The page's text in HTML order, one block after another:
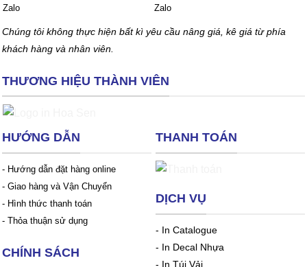
Chúng tôi không thực hiện bất kì yêu cầu nâng giá, kê giá từ phía
khách hàng và nhân viên.
THƯƠNG HIỆU THÀNH VIÊN
HƯỚNG DẪN
- Hướng dẫn đặt hàng online
- Giao hàng và Vận Chuyển
- Hình thức thanh toán
- Thỏa thuận sử dụng
CHÍNH SÁCH
THANH TOÁN
DỊCH VỤ
- In Catalogue
- In Decal Nhựa
- In Túi Vải